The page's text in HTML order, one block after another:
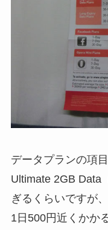
データプランの項
Ultimate 2GB Data
ぎるくらいですが
1日500円近くかか